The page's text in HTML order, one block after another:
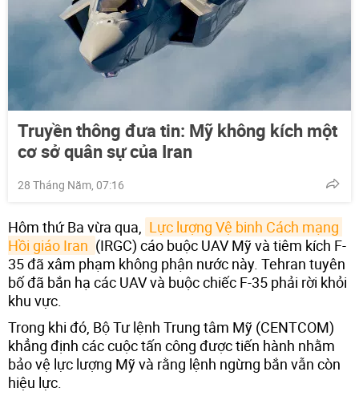
Truyền thông đưa tin: Mỹ không kích một
cơ sở quân sự của Iran
28 Tháng Năm, 07:16
Hôm thứ Ba vừa qua,
Lực lượng Vệ binh Cách mạng
Hồi giáo Iran (IRGC) cáo buộc UAV Mỹ và tiêm kích F-
35 đã xâm phạm không phận nước này. Tehran tuyên
bố đã bắn hạ các UAV và buộc chiếc F-35 phải rời khỏi
khu vực.
Trong khi đó, Bộ Tư lệnh Trung tâm Mỹ (CENTCOM)
khẳng định các cuộc tấn công được tiến hành nhằm
bảo vệ lực lượng Mỹ và rằng lệnh ngừng bắn vẫn còn
hiệu lực.